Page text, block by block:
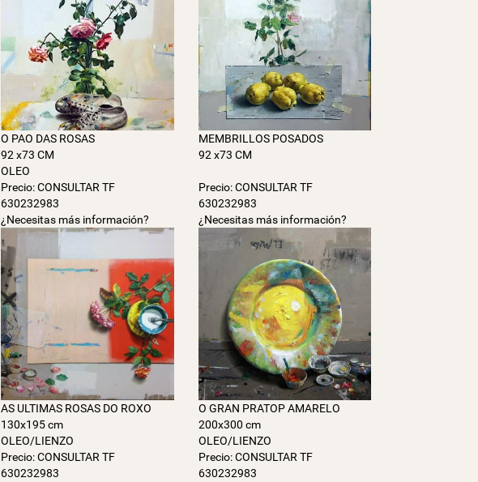
O PAO DAS ROSAS
92 x73 CM
OLEO
Precio: CONSULTAR TF
630232983
¿Necesitas más información?
MEMBRILLOS POSADOS
92 x73 CM
Precio: CONSULTAR TF
630232983
¿Necesitas más información?
AS ULTIMAS ROSAS DO ROXO
130x195 cm
OLEO/LIENZO
Precio: CONSULTAR TF
630232983
O GRAN PRATOP AMARELO
200x300 cm
OLEO/LIENZO
Precio: CONSULTAR TF
630232983